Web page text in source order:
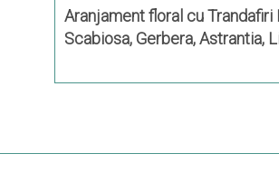
Aranjament floral cu Trandafiri
Scabiosa, Gerbera, Astrantia,